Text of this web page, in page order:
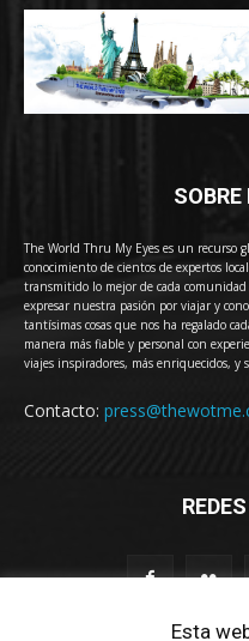
The World Thru My Eyes es un recurso
conocimiento de cientos de expertos
transmitido lo mejor de cada
expresar nuestra pasión por viajar y
tantísimas cosas que nos ha regalado
manera más fiable y personal con
viajes inspiradores, más enriquecidos, y
Contacto:
Esta